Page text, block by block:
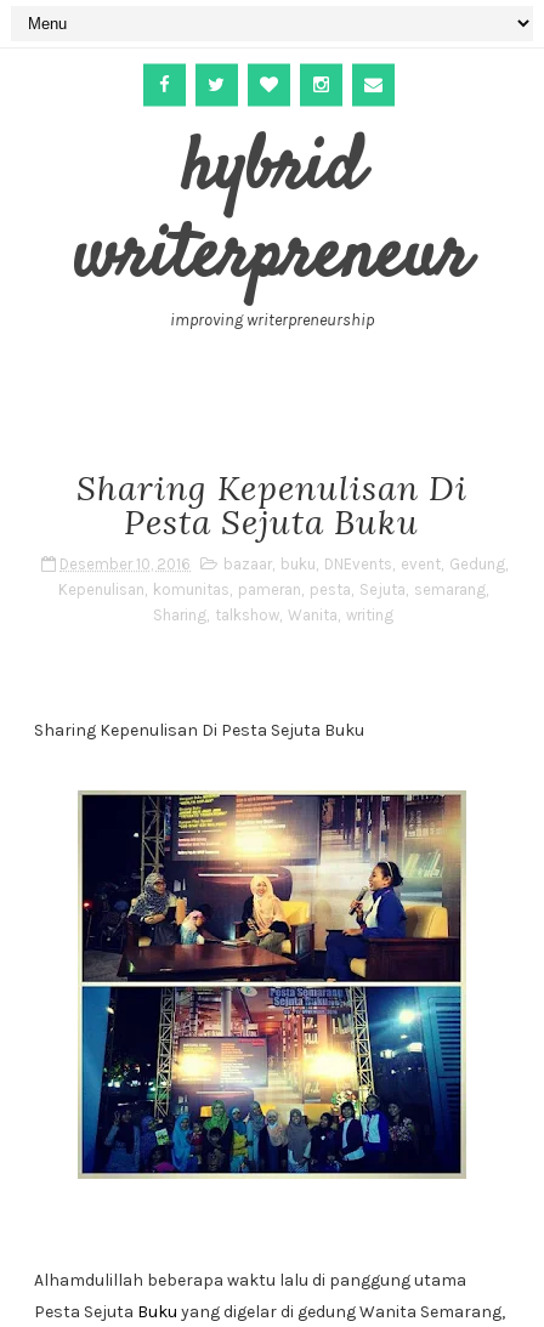
hybrid
writerpreneur
improving writerpreneurship
Sharing Kepenulisan Di
Pesta Sejuta Buku
Desember 10, 2016 bazaar, buku, DNEvents, event, Gedung,
Kepenulisan, komunitas, pameran, pesta, Sejuta, semarang,
Sharing, talkshow, Wanita, writing
Sharing Kepenulisan Di Pesta Sejuta Buku
Alhamdulillah beberapa waktu lalu di panggung utama
Pesta Sejuta Buku yang digelar di gedung Wanita Semarang,